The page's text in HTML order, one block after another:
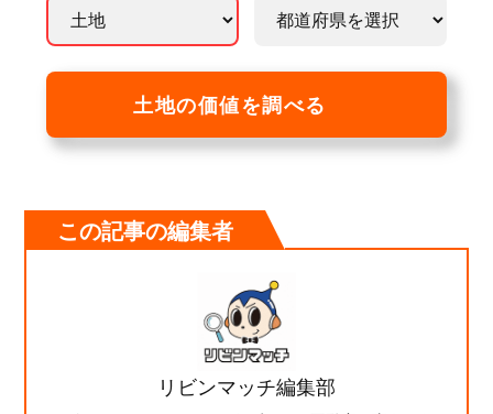
土地の価値を調べる
この記事の編集者
リビンマッチ編集部